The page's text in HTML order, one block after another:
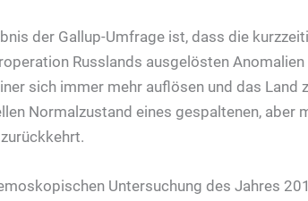
der Gallup-Umfrage ist, dass die
Russlands ausgelösten
sich immer mehr auflösen und das Land
Normalzustand eines gespaltenen, aber
Untersuchung des Jahres